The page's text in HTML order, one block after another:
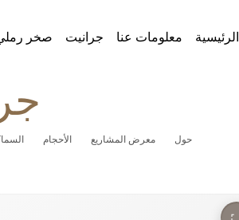
الرئيسية معلومات عنا جرانيت صخر
حول معرض المشاريع الأحجام